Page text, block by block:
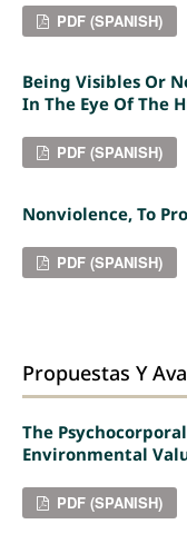
PDF (SPANISH)
Being Visibles Or
In The Eye Of The
PDF (SPANISH)
Nonviolence, To
PDF (SPANISH)
Propuestas Y
The
Environmental
PDF (SPANISH)